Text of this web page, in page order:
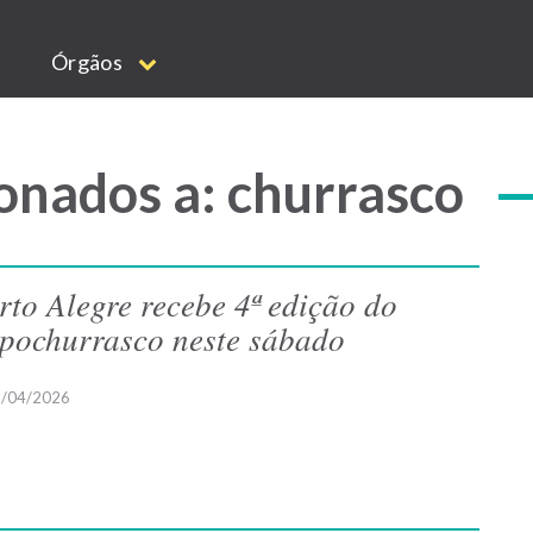
Órgãos
a: churrasco
Alegre recebe 4ª edição do
neste sábado
04/2026